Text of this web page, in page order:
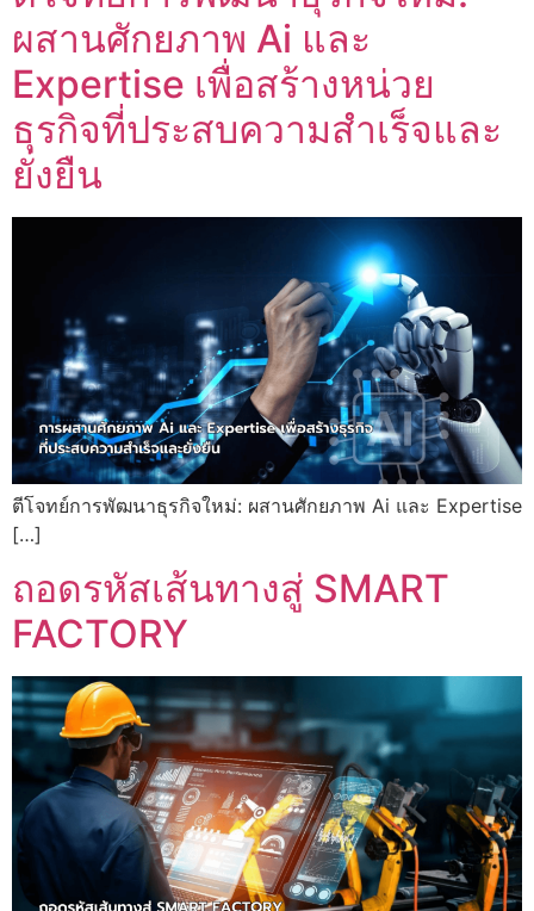
ผสานศักยภาพ Ai และ
Expertise เพื่อสร้างหน่วย
ธุรกิจที่ประสบความสำเร็จและ
ยั่งยืน
ตีโจทย์การพัฒนาธุรกิจใหม่: ผสานศักยภาพ Ai และ Expertise
[…]
ถอดรหัสเส้นทางสู่ SMART
FACTORY